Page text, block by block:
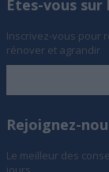
Êtes-vous sur
Inscrivez-vous pour
rénover et agrandir
Rejoignez-
Le meilleur des